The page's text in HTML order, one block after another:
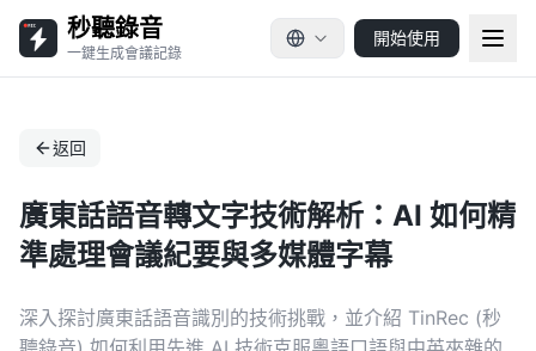
秒聽錄音
一鍵生成會議記錄
開始使用
返回
廣東話語音轉文字技術解析：AI 如何精
準處理會議紀要與多媒體字幕
深入探討廣東話語音識別的技術挑戰，並介紹 TinRec (秒